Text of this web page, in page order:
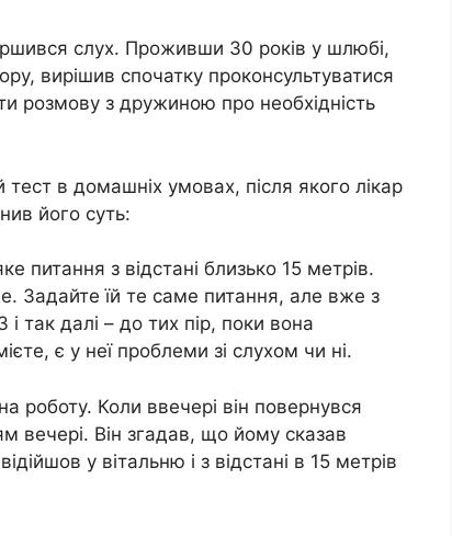
слух. Проживши 30 років у шлюбі,
вирішив спочатку проконсультуватися
розмову з дружиною про необхідність
в домашніх умовах, після якого лікар
його суть:
питання з відстані близько 15 метрів.
Задайте їй те саме питання, але вже з
і так далі – до тих пір, поки вона
є у неї проблеми зі слухом чи ні.
роботу. Коли ввечері він повернувся
вечері. Він згадав, що йому сказав
у вітальню і з відстані в 15 метрів